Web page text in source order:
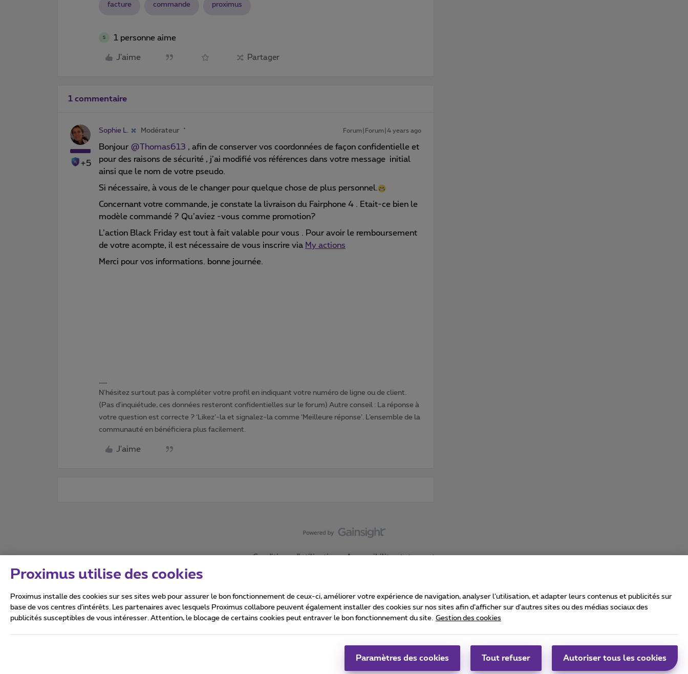
facture commande proximus
S 1 personne aime
J'aime Partager
1 commentaire
+5
Sophie L. Modérateur Forum|Forum|4 years ago
Bonjour @Thomas613 , afin de conserver vos coordonnées de façon confidentielle et
pour des raisons de sécurité , j’ai modifié vos références dans votre message initial
ainsi que le nom de votre pseudo.
Si nécessaire, à vous de le changer pour quelque chose de plus personnel.
Concernant votre commande, je constate la livraison du Fairphone 4 . Etait-ce bien le
modèle commandé ? Qu’aviez -vous comme promotion?
L’action Black Friday est tout à fait valable pour vous . Pour avoir le remboursement
de votre acompte, il est nécessaire de vous inscrire via My actions
Merci pour vos informations. bonne journée.
N'hésitez surtout pas à compléter votre profil en indiquant votre numéro de ligne ou de client.
(Pas d'inquiétude, ces données resteront confidentielles sur le forum) Autre conseil : La réponse à
votre question est correcte ? ‘Likez’-la et signalez-la comme ‘Meilleure réponse’. L’ensemble de la
communauté en bénéficiera plus facilement.
J'aime
Conditions d'utilisation Accessibility statement
Tous droits réservés. ©2026Proximus
Carrier & Wholesale Solutions
Proximus Group
|
Proximus utilise des cookies
Proximus installe des cookies sur ses sites web pour assurer le bon fonctionnement de ceux-ci, améliorer votre expérience de navigation, analyser l’utilisation, et adapter leurs contenus et publicités sur
base de vos centres d’intérêts. Les partenaires avec lesquels Proximus collabore peuvent également installer des cookies sur nos sites afin d’afficher sur d'autres sites ou des médias sociaux des
publicités susceptibles de vous intéresser. Attention, le blocage de certains cookies peut entraver le bon fonctionnement du site. Gestion des cookies
Paramètres des cookies Tout refuser Autoriser tous les cookies